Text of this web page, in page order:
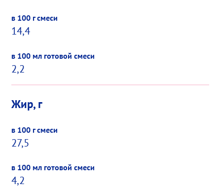
14,4
2,2
Жир, г
27,5
4,2